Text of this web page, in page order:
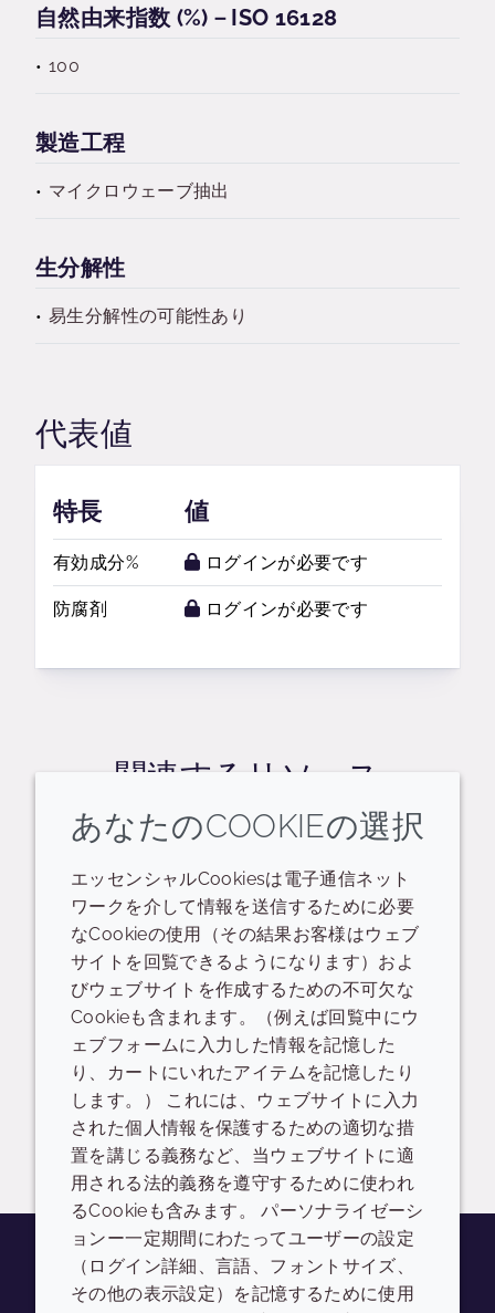
自然由来指数 (%)－ISO 16128
100
製造工程
マイクロウェーブ抽出
生分解性
易生分解性の可能性あり
代表値
特長 値
有効成分% ログインが必要です
防腐剤 ログインが必要です
関連するリソース
Presentation - thematic/trend
データシート プレゼンテーション
Scanning the future of cosmetics - eseminar
Europe - Asia
英語: 3.5 MB READ DESCRIPTIONS
ログイン/登録
YoutubeInstagramLinkedInTiktok
あなたのCOOKIEの選択
エッセンシャルCookiesは電子通信ネット
ワークを介して情報を送信するために必要
なCookieの使用（その結果お客様はウェブ
サイトを回覧できるようになります）およ
びウェブサイトを作成するための不可欠な
Cookieも含まれます。（例えば回覧中にウ
ェブフォームに入力した情報を記憶した
り、カートにいれたアイテムを記憶したり
します。） これには、ウェブサイトに入力
された個人情報を保護するための適切な措
置を講じる義務など、当ウェブサイトに適
用される法的義務を遵守するために使われ
るCookieも含みます。 パーソナライゼーシ
ョンー一定期間にわたってユーザーの設定
（ログイン詳細、言語、フォントサイズ、
その他の表示設定）を記憶するために使用